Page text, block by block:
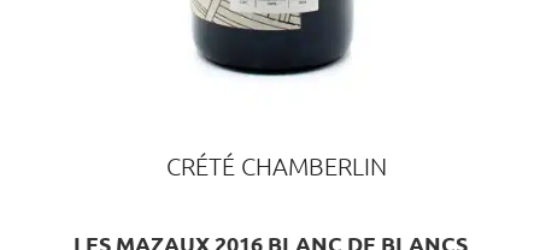
CRÉTÉ CHAMBERLIN
LES MAZAUX 2016 BLANC DE BLANCS